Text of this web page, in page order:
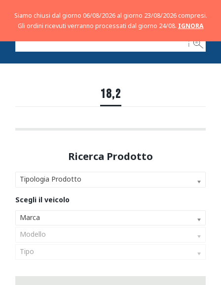
ℹ
18,2
Tipologia Prodotto
Marca
Modello
Tipo
Siamo chiusi dal giorno 06/08/2026 al giorno 23/08/2026 compresi.
Gli ordini ricevuti verranno processati dal giorno 24/08. IGNORA